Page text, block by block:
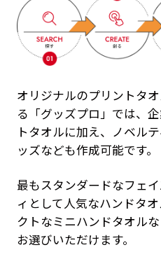
オリジナルのプリントタ
る「グッズプロ」では、
トタオルに加え、ノベル
ッズなども作成可能です。
最もスタンダードなフェ
ィとして人気なハンドタ
クトなミニハンドタオルな
お選びいただけます。